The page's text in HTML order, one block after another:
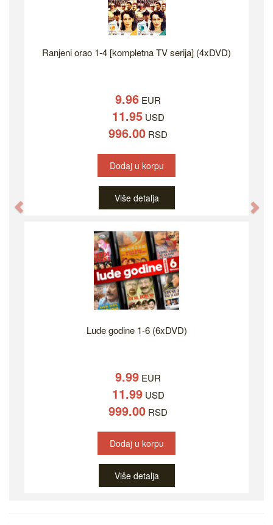
Ranjeni orao 1-4 [kompletna TV serija] (4xDVD)
9.96 EUR
11.95USD
996.00 RSD
Dodaj u korpu
Više detalja
Lude godine 1-6 (6xDVD)
9.99 EUR
11.99USD
999.00 RSD
Dodaj u korpu
Više detalja